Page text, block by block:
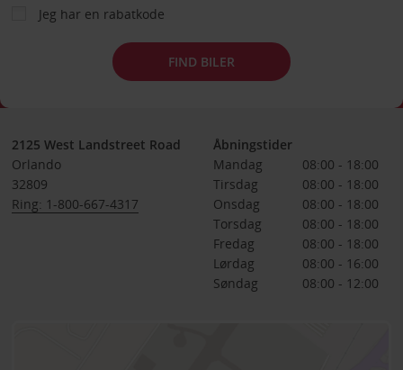
Jeg har en rabatkode
FIND BILER
2125 West Landstreet Road
Orlando
32809
Ring: 1-800-667-4317
Åbningstider
Mandag
08:00 - 18:00
Tirsdag
08:00 - 18:00
Onsdag
08:00 - 18:00
Torsdag
08:00 - 18:00
Fredag
08:00 - 18:00
Lørdag
08:00 - 16:00
Søndag
08:00 - 12:00